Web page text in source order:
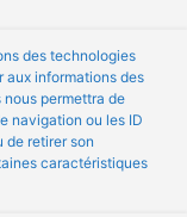
des technologies
informations des
permettra de
navigation ou les ID
de retirer son
caractéristiques